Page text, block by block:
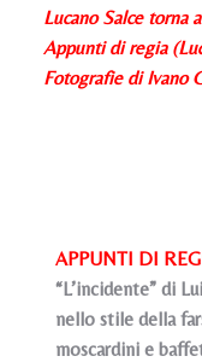
Lucano Salce torna
Appunti di regia
Fotografie di Ivano
APPUNTI DI
“L’incidente” di
nello stile della
moscardini e